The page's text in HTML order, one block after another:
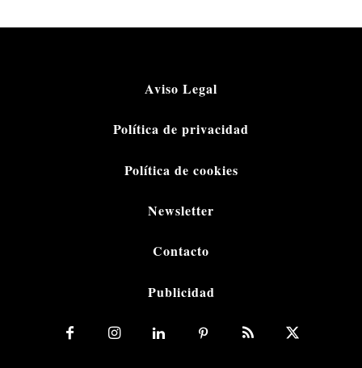
Aviso Legal
Política de privacidad
Política de cookies
Newsletter
Contacto
Publicidad